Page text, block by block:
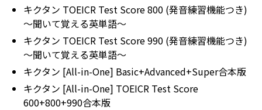
キクタン TOEICR Test Score 800 (発音練習機能つき)
～聞いて覚える英単語～
キクタン TOEICR Test Score 990 (発音練習機能つき)
～聞いて覚える英単語～
キクタン [All-in-One] Basic+Advanced+Super合本版
キクタン [All-in-One] TOEICR Test Score
600+800+990合本版